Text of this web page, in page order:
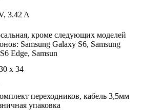
3.42 A
кроме следующих моделей
Samsung Galaxy S6, Samsung
Edge, Samsun
х 34
переходников, кабель 3,5мм
упаковка